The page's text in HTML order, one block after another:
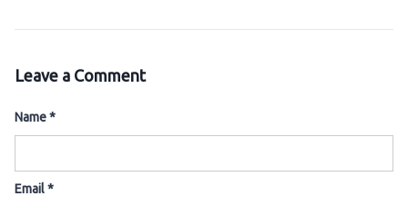
Leave a Comment
Name*
Email*